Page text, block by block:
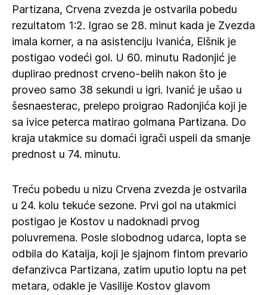
Partizana, Crvena zvezda je ostvarila pobedu
rezultatom 1:2. Igrao se 28. minut kada je Zvezda
imala korner, a na asistenciju Ivanića, Elšnik je
postigao vodeći gol. U 60. minutu Radonjić je
duplirao prednost crveno-belih nakon što je
proveo samo 38 sekundi u igri. Ivanić je ušao u
šesnaesterac, prelepo proigrao Radonjića koji je
sa ivice peterca matirao golmana Partizana. Do
kraja utakmice su domaći igrači uspeli da smanje
prednost u 74. minutu.
Treću pobedu u nizu Crvena zvezda je ostvarila
u 24. kolu tekuće sezone. Prvi gol na utakmici
postigao je Kostov u nadoknadi prvog
poluvremena. Posle slobodnog udarca, lopta se
odbila do Kataija, koji je sjajnom fintom prevario
defanzivca Partizana, zatim uputio loptu na pet
metara, odakle je Vasilije Kostov glavom